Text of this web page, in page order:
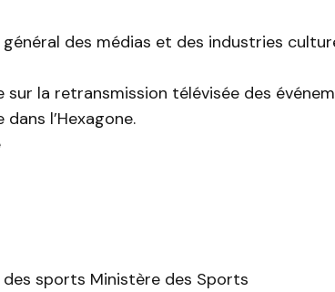
des médias et des industries
la retransmission télévisée des
l’Hexagone.
sports Ministère des Sports